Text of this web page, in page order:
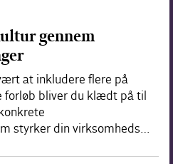
gennem
at inkludere flere på
forløb bliver du klædt på til
styrker din virksomheds…